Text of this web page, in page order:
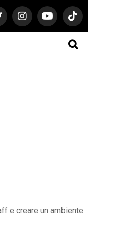
e creare un ambiente